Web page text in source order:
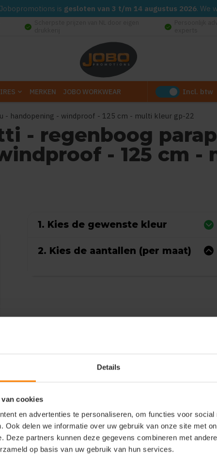
Details
cookies
en advertenties te personaliseren, om functies voor social
Ook delen we informatie over uw gebruik van onze site met
Deze partners kunnen deze gegevens combineren met
op basis van uw gebruik van hun services.
is gesloten van 3 t/m 14 augustus 2026. We
check_circle check_circle
MERKEN JOBO WORKWEAR Incl. btw
handopening - windproof - 125 cm - multi kleur gp-22
- regenboog
- 125 cm -
1. Kies de gewenste kleur
2. Kies de aantallen (per maat)